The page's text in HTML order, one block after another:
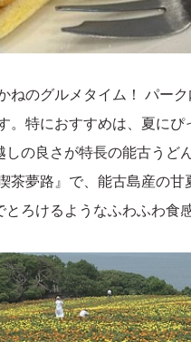
ねのグルメタイム！ パー
。特におすすめは、夏に
の良さが特長の能古うど
茶夢路』で、能古島産の
ろけるようなふわふわ食